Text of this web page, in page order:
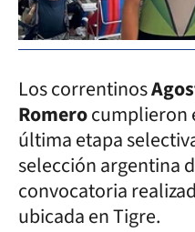
Los correntinos
Romerocumplieron
última etapa
selección argentina
convocatoria
ubicada en Tigre.